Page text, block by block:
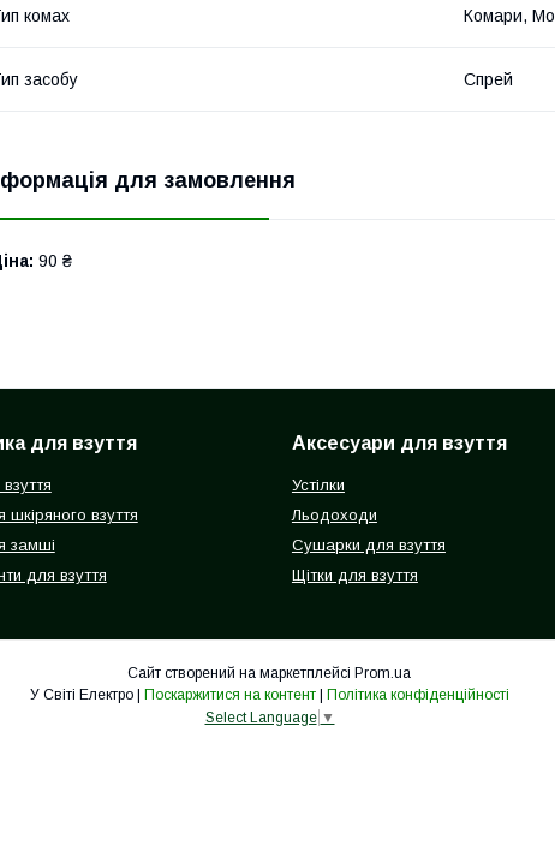
комах Комари,
засобу Спрей
для замовлення
90 ₴
для взуття
взуття
замші
для взуття
Аксесуари для взуття
Устілки
Льодоходи
Сушарки для взуття
Щітки для взуття
Сайт створений на маркетплейсі Prom.ua
Поскаржитися на контент
Політика конфіденційності
Select Language ▼